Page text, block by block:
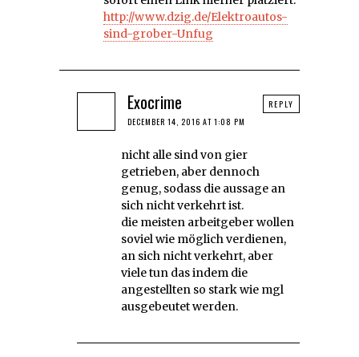
http://www.dzig.de/Elektroautos-
sind-grober-Unfug
Exocrime
DECEMBER 14, 2016 AT 1:08 PM
nicht alle sind von gier
getrieben, aber dennoch
genug, sodass die aussage an
sich nicht verkehrt ist.
die meisten arbeitgeber wollen
soviel wie möglich verdienen,
an sich nicht verkehrt, aber
viele tun das indem die
angestellten so stark wie mgl
ausgebeutet werden.
REPLY